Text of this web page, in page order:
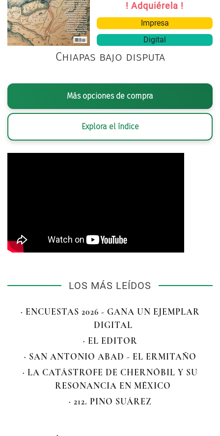
! Adquiérela !
Impresa
Digital
Chiapas bajo disputa
Más opciones de compra
Explora el índice
LOS MÁS LEÍDOS
· ENCUESTAS 2026 - GANA UN EJEMPLAR
DIGITAL
· EL EDITOR
· SAN ANTONIO ABAD - EL ERMITAÑO
· LA CATÁSTROFE DE CHERNÓBIL Y SU
RESONANCIA EN MÉXICO
· 212. PINO SUÁREZ